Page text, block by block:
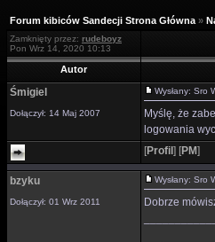
Forum kibiców Sandecji Strona Główna »
Zamknięty przez: rudeboyz
Pon Wrz 14, 2020 10:13
Autor
Śmigiel
Dołączył: 14 Maj 2007
Wysłany: Sro
Myślę, że
logowania
[Profil ] [PM]
bzyku
Dołączył: 01 Wrz 2011
Wysłany: Sro
Dobrze